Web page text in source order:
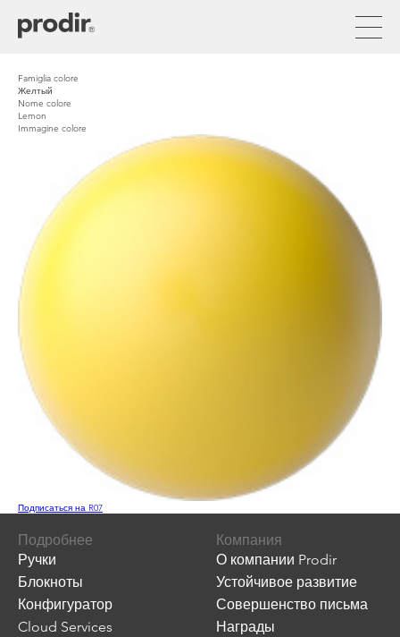
основному
Famiglia colore
Желтый
Nome colore
Lemon
Immagine colore
Подписаться на R07
Подробнее
Ручки
Блокноты
Конфигуратор
Cloud Services
Компания
О компании Prodir
Устойчивое развитие
Совершенство письма
Награды